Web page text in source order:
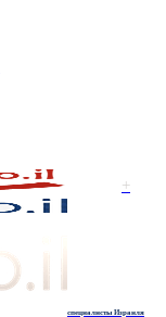
+
специалисты Израиля